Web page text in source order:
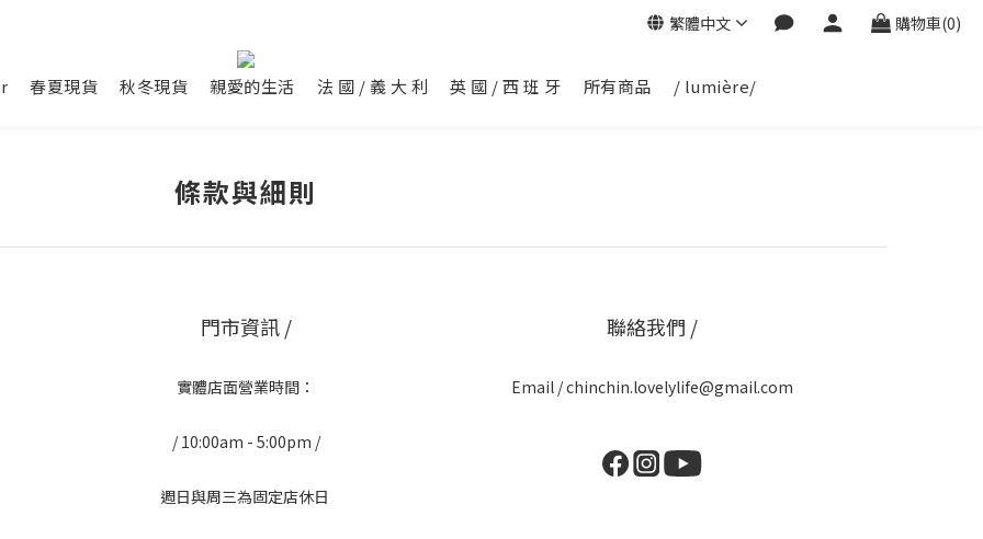
繁體中文 購物車(0)
春夏現貨 秋冬現貨 親愛的生活 法 國 / 義 大 利 英 國 / 西 班 牙 所有商品 / lumière/
條款與細則
門市資訊 /
實體店面營業時間：
/ 10:00am - 5:00pm /
週日與周三為固定店休日
聯絡我們 /
Email / chinchin.lovelylife@gmail.com